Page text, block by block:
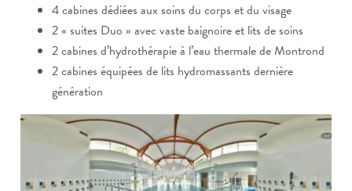
4 cabines dédiées aux soins du corps et du visage
2 « suites Duo » avec vaste baignoire et lits de soins
2 cabines d’hydrothérapie à l’eau thermale de Montrond
2 cabines équipées de lits hydromassants dernière
génération